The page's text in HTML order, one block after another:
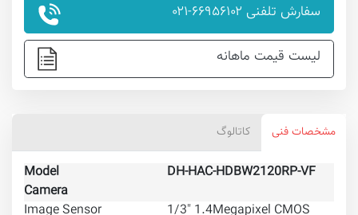
سفارش تلفنی ۶۶۹۵۶۱۰۲-۰۲۱
لیست قیمت ماهانه
مشخصات فنی کاتالوگ
Model DH-HAC-HDBW2120RP-VF
Camera
Image Sensor
1/3" 1.4Megapixel CMOS